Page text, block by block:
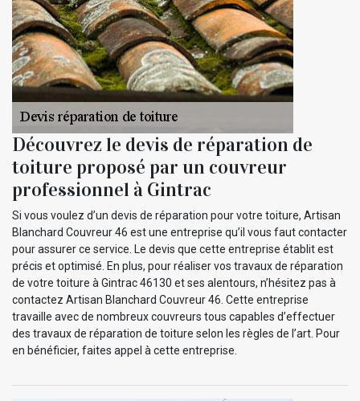
Découvrez le devis de réparation de
toiture proposé par un couvreur
professionnel à Gintrac
Si vous voulez d’un devis de réparation pour votre toiture, Artisan
Blanchard Couvreur 46 est une entreprise qu’il vous faut contacter
pour assurer ce service. Le devis que cette entreprise établit est
précis et optimisé. En plus, pour réaliser vos travaux de réparation
de votre toiture à Gintrac 46130 et ses alentours, n’hésitez pas à
contactez Artisan Blanchard Couvreur 46. Cette entreprise
travaille avec de nombreux couvreurs tous capables d’effectuer
des travaux de réparation de toiture selon les règles de l’art. Pour
en bénéficier, faites appel à cette entreprise.